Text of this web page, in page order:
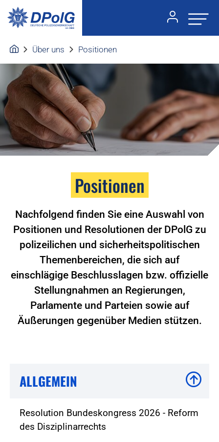
Über uns Positionen
Positionen
Nachfolgend finden Sie eine Auswahl von
Positionen und Resolutionen der DPolG zu
polizeilichen und sicherheitspolitischen
Themenbereichen, die sich auf
einschlägige Beschlusslagen bzw. offizielle
Stellungnahmen an Regierungen,
Parlamente und Parteien sowie auf
Äußerungen gegenüber Medien stützen.
ALLGEMEIN
Resolution Bundeskongress 2026 - Reform
des Disziplinarrechts